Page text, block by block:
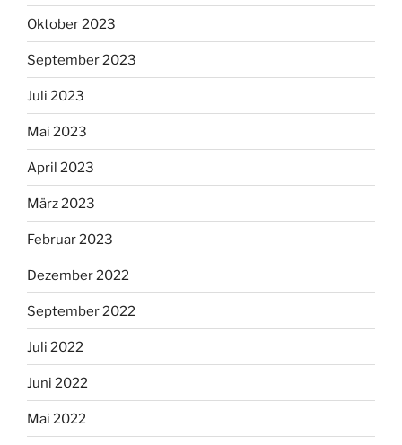
Oktober 2023
September 2023
Juli 2023
Mai 2023
April 2023
März 2023
Februar 2023
Dezember 2022
September 2022
Juli 2022
Juni 2022
Mai 2022